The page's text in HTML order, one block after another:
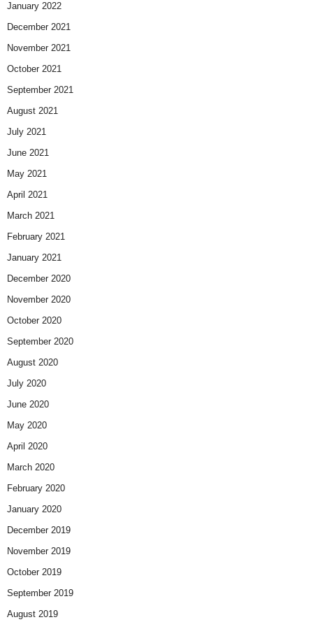
January 2022
December 2021
November 2021
October 2021
September 2021
August 2021
July 2021
June 2021
May 2021
April 2021
March 2021
February 2021
January 2021
December 2020
November 2020
October 2020
September 2020
August 2020
July 2020
June 2020
May 2020
April 2020
March 2020
February 2020
January 2020
December 2019
November 2019
October 2019
September 2019
August 2019